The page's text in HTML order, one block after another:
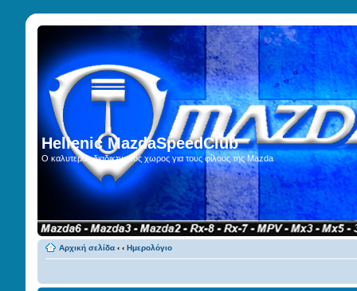
Hellenic MazdaSpeedClub
Ο καλυτερος διαδικτυακος χωρος για τους φίλους της Mazda
Αρχική σελίδα ‹ ‹ Ημερολόγιο